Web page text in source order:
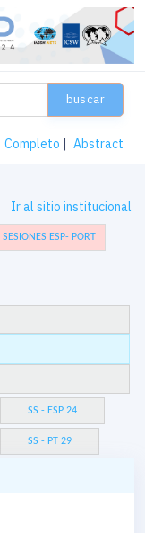
buscar
Completo | Abstract
Ir al sitio institucional
SESIONES ESP- PORT
SS - ESP 24
SS - PT 29